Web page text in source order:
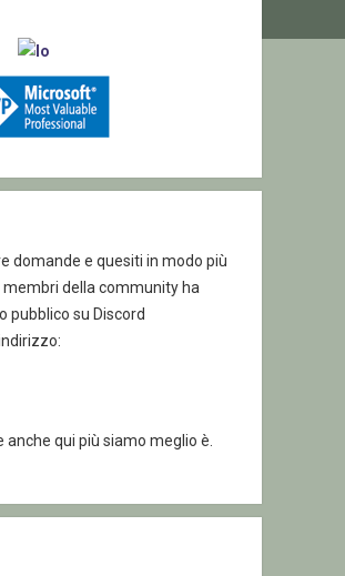
domande e quesiti in modo più
membri della community ha
pubblico su Discord
qui più siamo meglio è.